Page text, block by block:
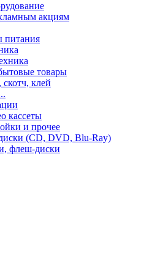
акциям
питания
товары
клей
кассеты
и прочее
(CD, DVD, Blu-Ray)
флеш-диски